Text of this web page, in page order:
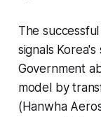
The
signals
Government
model by
(Hanwha